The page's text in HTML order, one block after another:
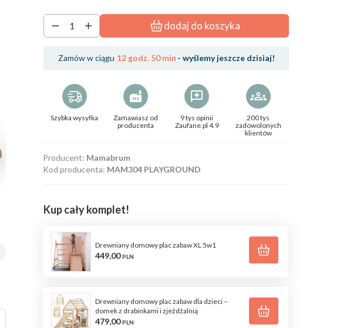
dodaj do koszyka
Zamów w ciągu 12 godz. 50 min - wyślemy jeszcze dzisiaj!
Szybka wysyłka
Zamawiasz od
producenta
9 tys opinii
Zaufane.pl 4.9
200 tys
zadowolonych
klientów
Kod producenta: MAM304 PLAYGROUND
Producent: Mamabrum
Kup cały komplet!
Drewniany domowy plac zabaw XL 5w1
449,00 PLN
Drewniany domowy plac zabaw dla dzieci –
domek z drabinkami i zjeżdżalnią
479,00 PLN